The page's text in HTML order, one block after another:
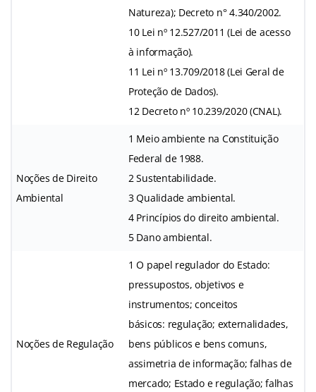
Natureza); Decreto n° 4.340/2002.
10 Lei nº 12.527/2011 (Lei de acesso
à informação).
11 Lei nº 13.709/2018 (Lei Geral de
Proteção de Dados).
12 Decreto nº 10.239/2020 (CNAL).
Noções de Direito
Ambiental
1 Meio ambiente na Constituição
Federal de 1988.
2 Sustentabilidade.
3 Qualidade ambiental.
4 Princípios do direito ambiental.
5 Dano ambiental.
Noções de Regulação
1 O papel regulador do Estado:
pressupostos, objetivos e
instrumentos; conceitos
básicos: regulação; externalidades,
bens públicos e bens comuns,
assimetria de informação; falhas de
mercado; Estado e regulação; falhas